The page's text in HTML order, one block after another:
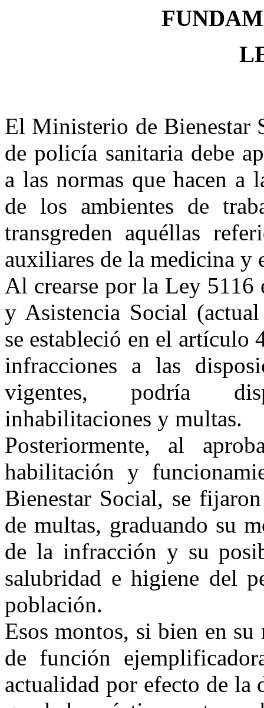
El Ministerio de Bienestar
de policía sanitaria debe
a las normas que hacen a
de los ambientes de
transgreden aquéllas
auxiliares de la medicina y
Al crearse porla Ley 5116
y Asistencia Social
se estableció en el artículo
infracciones a las
vigentes, podría
inhabilitaciones y multas.
Posteriormente, al
habilitación y
Bienestar Social, se
de multas, graduando su
de la infracción y su
salubridad e higiene del
población.
Esos montos, si bien en
de función
actualidad por efecto de la